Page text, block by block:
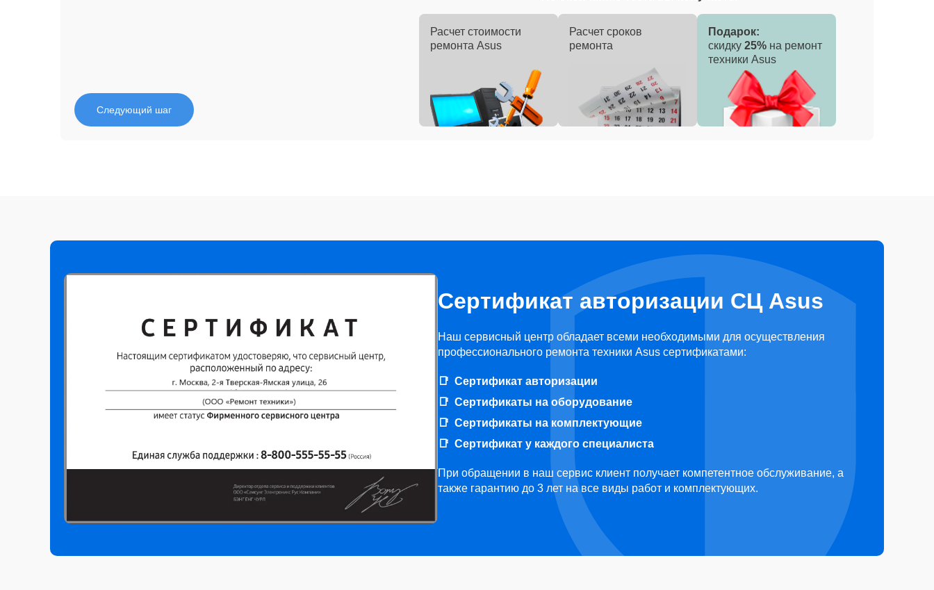
Следующий шаг
Расчет стоимости
ремонта Asus
Расчет сроков
ремонта
Подарок:
скидку 25% на ремонт
техники Asus
Сертификат авторизации СЦ Asus
Наш сервисный центр обладает всеми необходимыми для осуществления
профессионального ремонта техники Asus сертификатами:
Сертификат авторизации
Сертификаты на оборудование
Сертификаты на комплектующие
Сертификат у каждого специалиста
При обращении в наш сервис клиент получает компетентное обслуживание, а
также гарантию до 3 лет на все виды работ и комплектующих.